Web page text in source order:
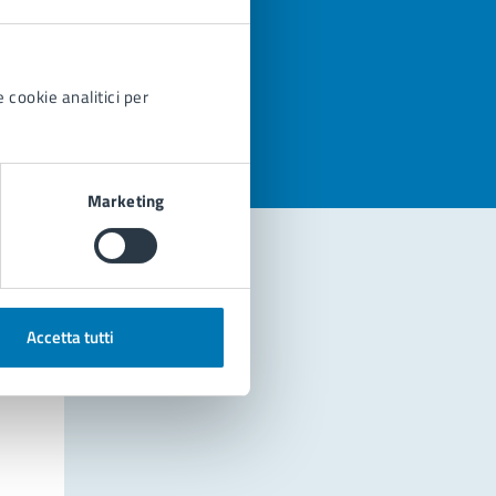
cookie analitici per
Marketing
Accetta tutti